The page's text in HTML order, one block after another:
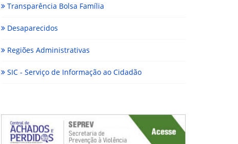
Transparência Bolsa Família
Desaparecidos
Regiões Administrativas
SIC - Serviço de Informação ao Cidadão